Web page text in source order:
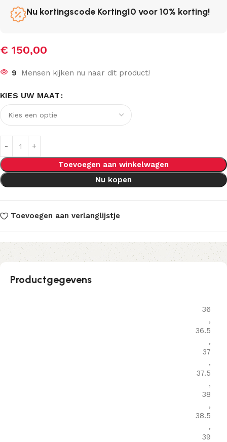
Nu kortingscode Korting10 voor 10% korting!
€ 150,00
9 Mensen kijken nu naar dit product!
KIES UW MAAT
Toevoegen aan winkelwagen
Nu kopen
Toevoegen aan verlanglijstje
Productgegevens
36
,
36.5
,
37
,
37.5
,
38
,
38.5
,
39